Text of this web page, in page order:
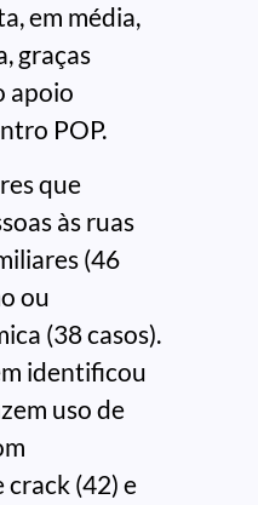
em média,
graças
apoio
POP.
que
às ruas
(46
ou
(38 casos).
identificou
uso de
(42) e